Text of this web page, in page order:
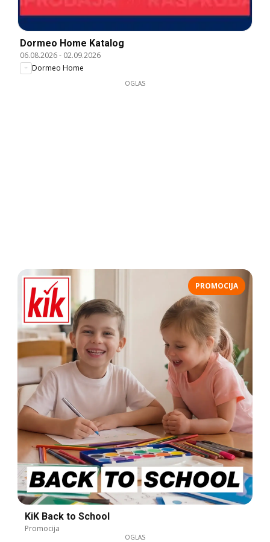
Dormeo Home Katalog
06.08.2026- 02.09.2026
Dormeo Home
OGLAS
PROMOCIJA
KiK Back to School
Promocija
OGLAS